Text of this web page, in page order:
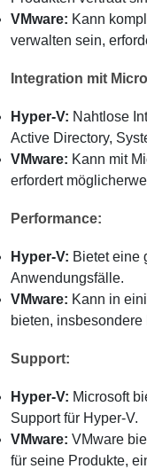
VMware: Kann
verwalten sein,
Integration mit
Hyper-V: Nahtlose
Active Directory,
VMware: Kann mit
erfordert
Performance:
Hyper-V: Bietet eine
Anwendungsfälle.
VMware: Kann in
bieten,
Support:
Hyper-V: Microsoft
Support für Hyper-V.
VMware: VMware
für seine Produkte,